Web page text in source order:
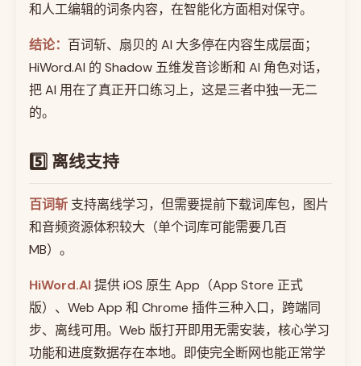
和人工编辑的词条内容，在智能化方面相对保守。
结论： 百词斩、扇贝的 AI 大多停在内容生成层面；
HiWord.AI 的 Shadow 五维发音诊断和 AI 角色对话，
把 AI 用在了真正开口练习上，这是三者中独一无二
的。
5️⃣ 离线支持
百词斩 支持离线学习，但需要提前下载词库包，图片
和音频资源体积较大（单个词库可能需要几百
MB）。
HiWord.AI提供 iOS 原生 App（App Store 正式
版）、Web App 和 Chrome 插件三种入口，跨端同
步、离线可用。Web 版打开即用无需安装，核心学习
功能和进度数据存在本地。即使完全断网也能正常学